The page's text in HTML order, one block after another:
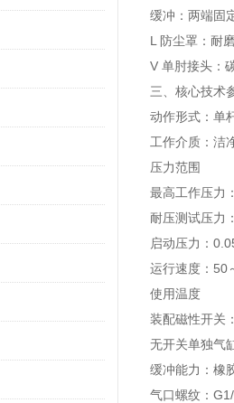
缓冲：两端固
L 防尘罩：耐
V 单肘接头：
三、核心技术
动作形式：单
工作介质：洁
压力范围
最高工作压力
耐压测试压力
启动压力：
运行速度：50
使用温度
装配磁性开
无开关单独气
缓冲能力：橡
气口螺纹：